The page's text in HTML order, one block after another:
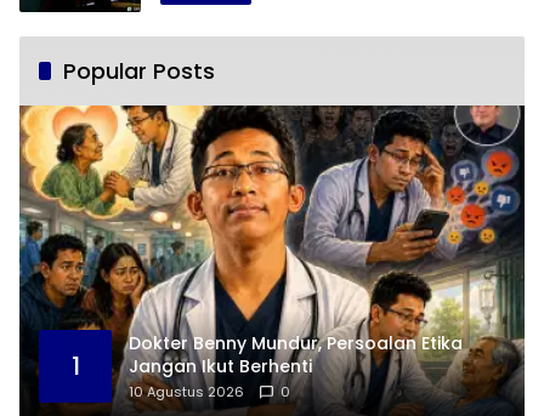
Popular Posts
1
Dokter Benny Mundur, Persoalan Etika
Jangan Ikut Berhenti
10 Agustus 2026 0